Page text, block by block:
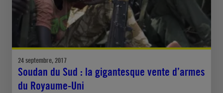
24 septembre, 2017
Soudan du Sud : la gigantesque vente d’armes
du Royaume-Uni